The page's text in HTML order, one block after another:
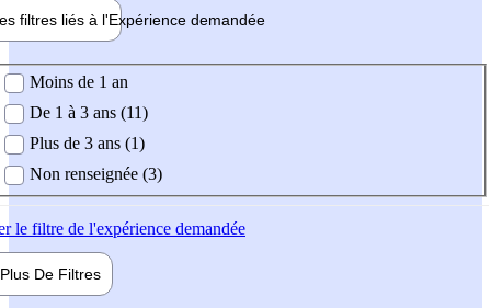
filtres liés à l'Expérience demandée
demandée
Moins de 1 an
De 1 à 3 ans (11)
Plus de 3 ans (1)
Non renseignée (3)
le filtre de l'expérience demandée
Plus De Filtres